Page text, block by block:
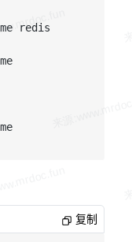
redis
复制